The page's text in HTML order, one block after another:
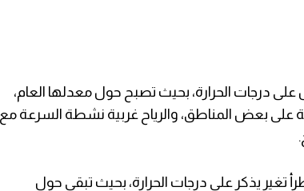
درجات الحرارة، بحيث تصبح حول معدلها العام،
بعض المناطق، والرياح غربية نشطة السرعة مع
تغير يذكر على درجات الحرارة، بحيث تبقى حول